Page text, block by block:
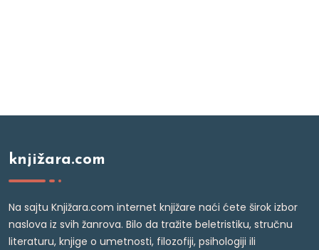
knjižara.com
Na sajtu Knjižara.com internet knjižare naći ćete širok izbor
naslova iz svih žanrova. Bilo da tražite beletristiku, stručnu
literaturu, knjige o umetnosti, filozofiji, psihologiji ili